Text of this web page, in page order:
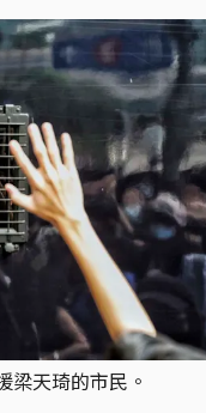
梁天琦的市民。